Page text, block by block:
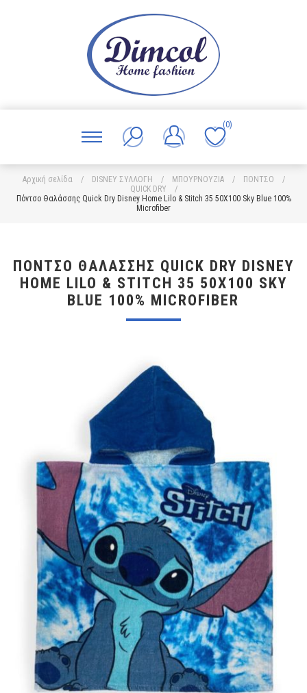
(0)
Αρχική σελίδα / DISNEY ΣΥΛΛΟΓΗ / ΜΠΟΥΡΝΟΥΖΙΑ / ΠΟΝΤΣΟ
/
QUICK DRY
/
Πόντσο Θαλάσσης Quick Dry Disney Home Lilo & Stitch 35 50X100 Sky Blue 100%
Microfiber
ΠΌΝΤΣΟ ΘΑΛΆΣΣΗΣ QUICK DRY DISNEY
HOME LILO & STITCH 35 50X100 SKY
BLUE 100% MICROFIBER